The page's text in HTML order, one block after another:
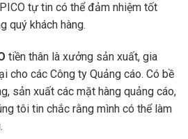
tự tin có thể đảm nhiệm tốt
quý khách hàng.
tiền thân là xưởng sản xuất, gia
cho các Công ty Quảng cáo. Có bề
sản xuất các mặt hàng quảng cáo,
tôi tin chắc rằng mình có thể làm